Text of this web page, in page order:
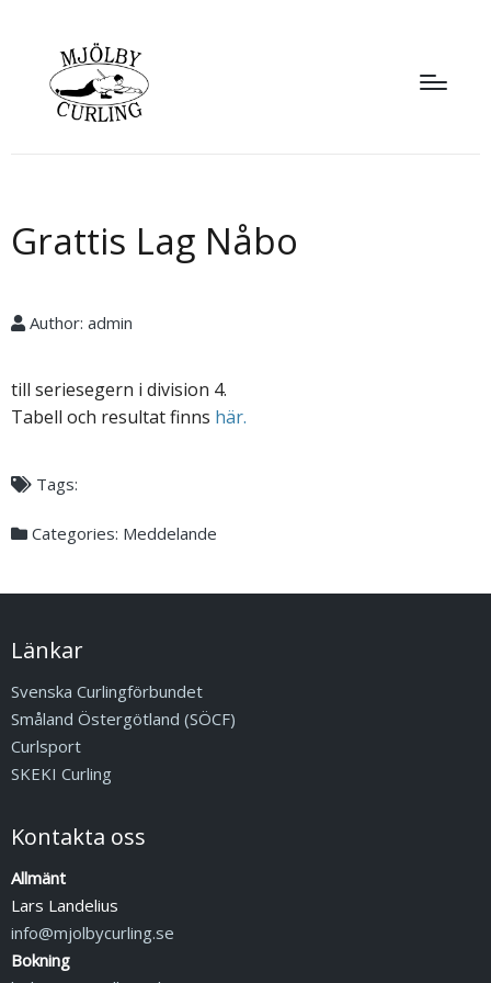
Grattis Lag Nåbo
Author: admin
till seriesegern i division 4.
Tabell och resultat finns här.
Tags:
Categories: Meddelande
Länkar
Svenska Curlingförbundet
Småland Östergötland (SÖCF)
Curlsport
SKEKI Curling
Kontakta oss
Allmänt
Lars Landelius
info@mjolbycurling.se
Bokning